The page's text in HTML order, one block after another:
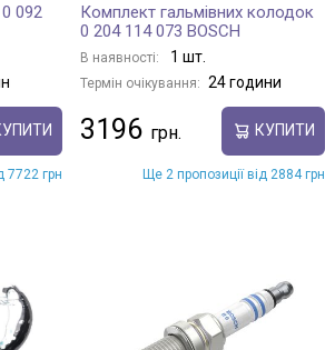
092
7722 грн
Комплект гальмівних колодок
0 204 114 073 BOSCH
В наявності: 1 шт.
Термін очікування: 24 години
3196 КУПИТИ
Ще 2 пропозиції від 2884 грн